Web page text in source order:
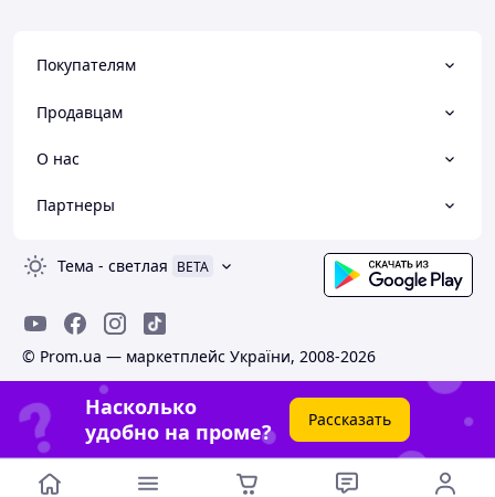
Покупателям
Продавцам
О нас
Партнеры
Тема - светлая BETA
© Prom.ua — маркетплейс України, 2008-2026
Насколько
удобно на проме?
Рассказать